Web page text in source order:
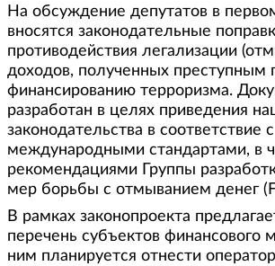
На обсуждение депутатов в
вносятся законодательные
противодействия легализации
доходов, полученных преступным
финансированию терроризма.
разработан в целях приведения
законодательства в соответствие с
международными стандартами, в
рекомендациями Группы
мер борьбы с отмыванием денег
В рамках законопроекта
перечень субъектов финансового
ним планируется отнести